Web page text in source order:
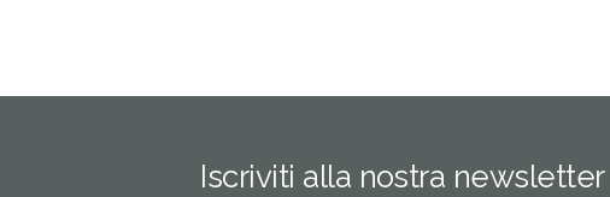
Iscriviti alla nostra newsletter